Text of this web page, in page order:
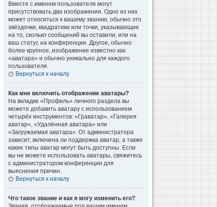
Вместе с именем пользователя могут
присутствовать два изображения. Одно из них
может относиться к вашему званию, обычно это
звёздочки, квадратики или точки, указывающие
на то, сколько сообщений вы оставили, или на
ваш статус на конференции. Другое, обычно
более крупное, изображение известно как
«аватара» и обычно уникально для каждого
пользователя.
Вернуться к началу
Как мне включить отображение аватары?
На вкладке «Профиль» личного раздела вы
можете добавить аватару с использованием
четырёх инструментов: «Граватар», «Галерея
аватар», «Удалённая аватара» или
«Загружаемая аватара». От администратора
зависит, включена ли поддержка аватар, а также
какие типы аватар могут быть доступны. Если
вы не можете использовать аватары, свяжитесь
с администратором конференции для
выяснения причин.
Вернуться к началу
Что такое звание и как я могу изменить его?